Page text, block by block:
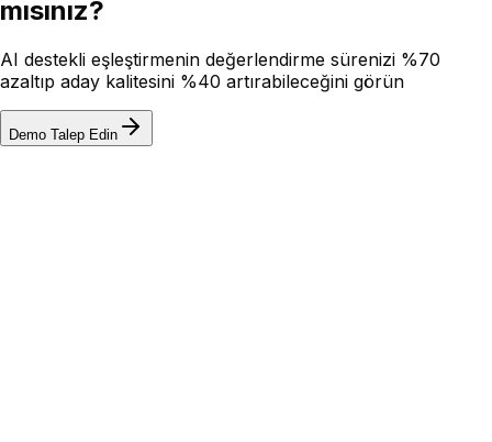
mısınız?
AI destekli eşleştirmenin değerlendirme sürenizi %70
azaltıp aday kalitesini %40 artırabileceğini görün
Demo Talep Edin